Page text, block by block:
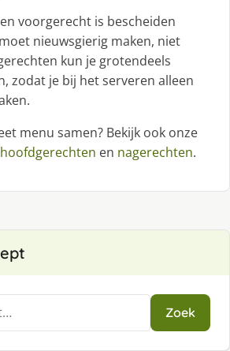
voorgerecht is bescheiden
nieuwsgierig maken, niet
kun je grotendeels
zodat je bij het serveren alleen
menu samen? Bekijk ook onze
hoofdgerechten en nagerechten.
Zoek